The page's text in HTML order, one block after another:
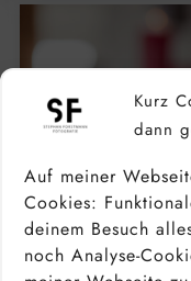
Kurz
dann
Auf meiner
Cookies:
deinem Besuch
noch Analyse-